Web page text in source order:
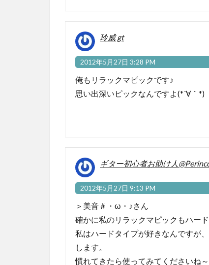
玲威 gt
2012年5月27日 3:28 PM
俺もリラックマピックです♪
思い出深いピックなんですよ(*´∀｀*)
ギター初心者お助け人
2012年5月27日 9:13 PM
＞美音＃・ω・♪さん
確かに私のリラックマピックもハー
私はハードタイプが好きなんですが
します。
慣れてきたら使ってみてくださいね